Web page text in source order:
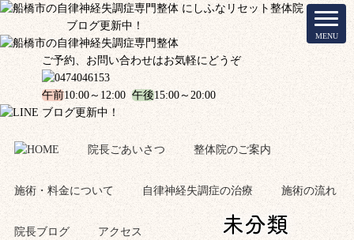
ブログ更新中！
ご予約、お問い合わせはお気軽にどうぞ
午前10:00～12:00 午後15:00～20:00
ブログ更新中！
院長ごあいさつ 整体院のご案内
施術・料金について 自律神経失調症の治療 施術の流れ
院長ブログ アクセス 未分類